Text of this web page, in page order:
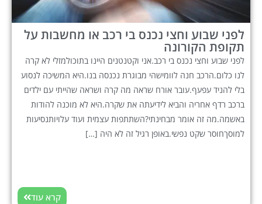
לפני שבוע וחצי נכנס בי רכב או מחשבות על
תקופת הקורונה
לפני שבוע וחצי נכנס בי רכב.אני וקטנטנים היינו בתוכולמזלי לא קרה
לנו כלום.הרכב חנה לוומישהי מבוגרת נכנסה בנו.היא המשיכה לנסוע
בלי להניד עפעף.עובר אורח שראה מה קרה ושראה שהייתי עם ילדים
ברכב רדף אחריה והביא לידיעתה את שקרה.היא לא מוכנה להודות
באשמה.מה זה אומר מבחינתי?השתתפות עצמית ועוד עלויותנסיעות
למוסךחוסר שקט נפשי.באופן רגיל זה לא היה […]
קרא עוד